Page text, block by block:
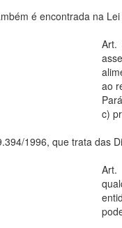
é encontrada na
Art.
ao
c)
1996, que trata das
Art.